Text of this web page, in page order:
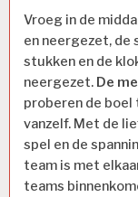
Vroeg in de
en neergezet, de
stukken en de
neergezet. De
proberen de
vanzelf. Met de
spel en de
team is met
teams